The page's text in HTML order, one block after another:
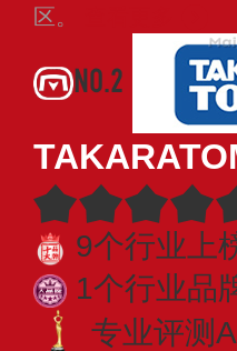
区。
NO.2
9个行业上
1个行业品
专业评测